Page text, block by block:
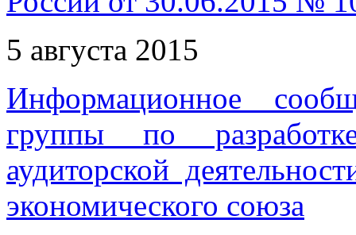
5 августа 2015
Информационное
группы по
аудиторской
экономического союза